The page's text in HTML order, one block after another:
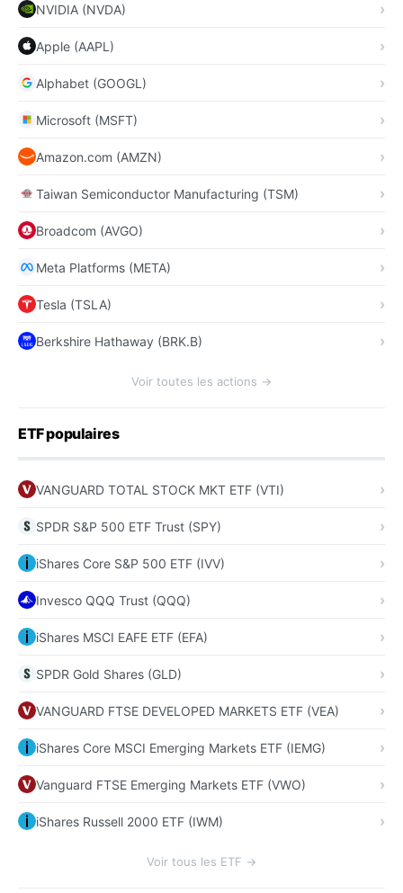
NVIDIA (NVDA)
Apple (AAPL)
Alphabet (GOOGL)
Microsoft (MSFT)
Amazon.com (AMZN)
Taiwan Semiconductor Manufacturing (TSM)
Broadcom (AVGO)
Meta Platforms (META)
Tesla (TSLA)
Berkshire Hathaway (BRK.B)
Voir toutes les actions →
ETF populaires
VANGUARD TOTAL STOCK MKT ETF (VTI)
SPDR S&P 500 ETF Trust (SPY)
iShares Core S&P 500 ETF (IVV)
Invesco QQQ Trust (QQQ)
iShares MSCI EAFE ETF (EFA)
SPDR Gold Shares (GLD)
VANGUARD FTSE DEVELOPED MARKETS ETF (VEA)
iShares Core MSCI Emerging Markets ETF (IEMG)
Vanguard FTSE Emerging Markets ETF (VWO)
iShares Russell 2000 ETF (IWM)
Voir tous les ETF →